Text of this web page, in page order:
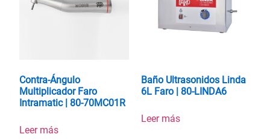
Contra-Ángulo
Multiplicador Faro
Intramatic | 80-70MC01R
Leer más
Baño Ultrasonidos Linda
6L Faro | 80-LINDA6
Leer más